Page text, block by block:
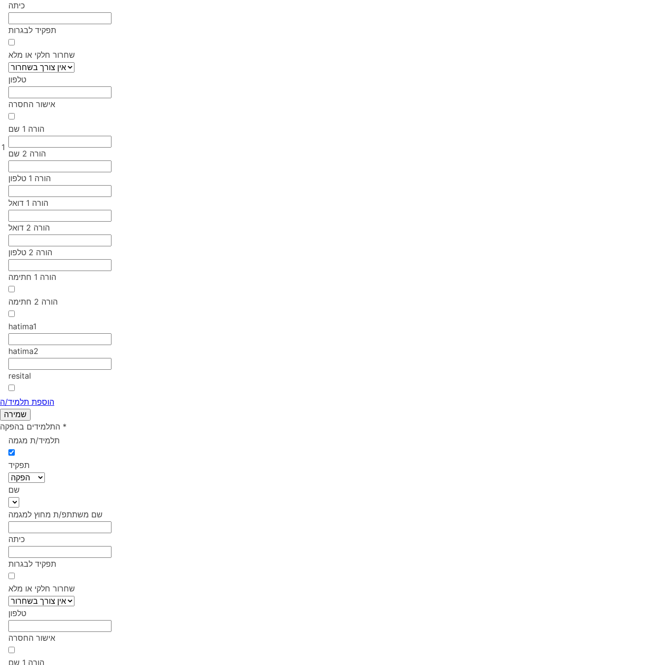
1
כיתה
תפקיד לבגרות
שחרור חלקי או מלא
טלפון
אישור החסרה
הורה 1 שם
הורה 2 שם
הורה 1 טלפון
הורה 1 דואל
הורה 2 דואל
הורה 2 טלפון
הורה 1 חתימה
הורה 2 חתימה
hatima1
hatima2
resital
הוספת תלמיד/ה
*
תלמיד/ת מגמה
תפקיד
שם
שם משתתפ/ת מחוץ למגמה
כיתה
תפקיד לבגרות
שחרור חלקי או מלא
טלפון
אישור החסרה
הורה 1 שם